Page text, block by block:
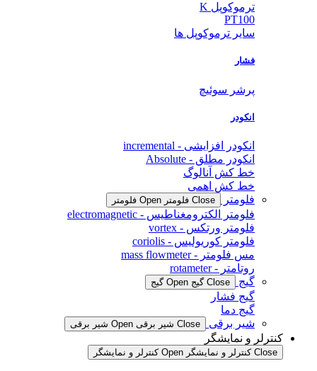
ترموکوپل K
PT100
سایر ترموکوپل ها
فشار
پرشر سوئیچ
انکودر
انکودر افزایشی - incremental
انکودر مطلق - Absolute
خط کش آنالوگ
خط کش اهمی
فلومتر
Close فلومتر Open فلومتر
فلومتر الکترومغناطیس - electromagnetic
فلومتر ورتکس - vortex
فلومتر کوریولیس - coriolis
مس فلومتر - mass flowmeter
روتامتر - rotameter
گیج
Close گیج Open گیج
گیج فشار
گیج دما
شیر برقی
Close شیر برقی Open شیر برقی
کنترلر و نمایشگر
Close کنترلر و نمایشگر Open کنترلر و نمایشگر